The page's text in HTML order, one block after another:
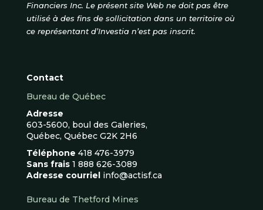
Financiers Inc. Le présent site Web ne doit pas être
utilisé à des fins de sollicitation dans un territoire où
ce représentant d’Investia n’est pas inscrit.
Contact
Bureau de Québec
Adresse
603-5600, boul des Galeries,
Québec, Québec G2K 2H6
Téléphone 418 476-3979
Sans frais 1 888 626-3089
Adresse courriel info@actisf.ca
Bureau de Thetford Mines